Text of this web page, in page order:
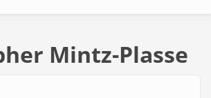
Mintz-Plasse